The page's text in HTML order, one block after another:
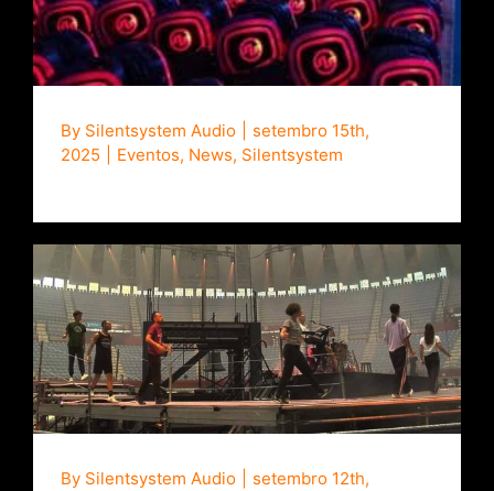
Evento
By Silentsystem Audio
setembro 15th,
2025
Eventos, News, Silentsystem
ZETAK e Silentsystem criam o maior
concerto de fones de ouvido da história
By Silentsystem Audio
setembro 12th,